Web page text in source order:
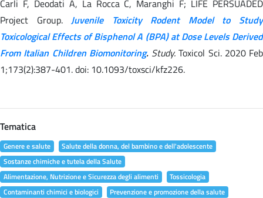
Carli F, Deodati A, La Rocca C, Maranghi F; LIFE PERSUADED
Project Group.Juvenile Toxicity Rodent Model to Study
Toxicological Effects of Bisphenol A (BPA) at Dose Levels Derived
From Italian Children Biomonitoring.Study. Toxicol Sci. 2020 Feb
1;173(2):387-401. doi: 10.1093/toxsci/kfz226.
Tematica
Genere e salute
Salute della donna, del bambino e dell'adolescente
Sostanze chimiche e tutela della Salute
Alimentazione, Nutrizione e Sicurezza degli alimenti
Tossicologia
Contaminanti chimici e biologici
Prevenzione e promozione della salute